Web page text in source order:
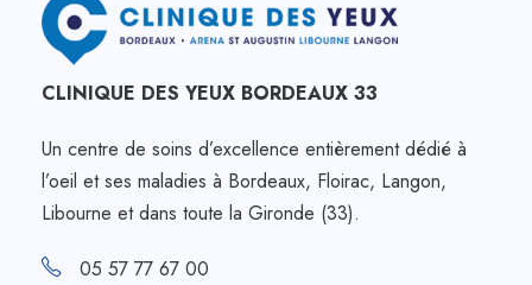
CLINIQUE DES YEUX BORDEAUX 33
Un centre de soins d’excellence entièrement dédié à
l’oeil et ses maladies à Bordeaux, Floirac, Langon,
Libourne et dans toute la Gironde (33).
05 57 77 67 00